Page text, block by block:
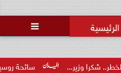

سائحة روسية لـ”مراسي”: الغردقة
محاولات لإخفاء المقاعد عن أعضاء
الجمعية العمومية خلال الإفطار